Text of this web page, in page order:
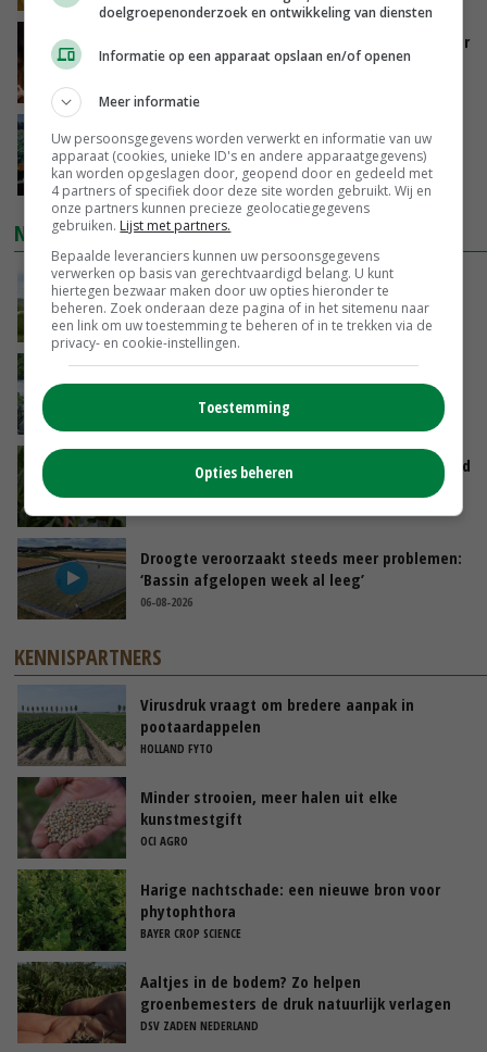
Vlaamse varkensstapel krimpt, pluimveesector
groeit door schaalvergroting
‘Cijfer jezelf niet weg en doe vooral ook waar
je gelukkig van wordt’
GISTEREN, 13:31
NIEUWSTE VIDEO'S
POAH!: John Deere 7730
GISTEREN, 10:00
Oekraïne-vlogger Kees Huizinga: ‘Bezoek van
Limburgse mais van Frijns doet het verrassend
Droogte veroorzaakt steeds meer problemen:
‘Bassin afgelopen week al leeg’
06-08-2026
KENNISPARTNERS
Virusdruk vraagt om bredere aanpak in
pootaardappelen
HOLLAND FYTO
Minder strooien, meer halen uit elke
kunstmestgift
OCI AGRO
Harige nachtschade: een nieuwe bron voor
phytophthora
BAYER CROP SCIENCE
Aaltjes in de bodem? Zo helpen
groenbemesters de druk natuurlijk verlagen
DSV ZADEN NEDERLAND
doelgroepenonderzoek en ontwikkeling van diensten
Informatie op een apparaat opslaan en/of openen
Meer informatie
Uw persoonsgegevens worden verwerkt en informatie van uw
apparaat (cookies, unieke ID's en andere apparaatgegevens)
kan worden opgeslagen door, geopend door en gedeeld met
4 partners of specifiek door deze site worden gebruikt. Wij en
onze partners kunnen precieze geolocatiegegevens
gebruiken. Lijst met partners.
Bepaalde leveranciers kunnen uw persoonsgegevens
verwerken op basis van gerechtvaardigd belang. U kunt
hiertegen bezwaar maken door uw opties hieronder te
beheren. Zoek onderaan deze pagina of in het sitemenu naar
een link om uw toestemming te beheren of in te trekken via de
privacy- en cookie-instellingen.
Toestemming
Opties beheren